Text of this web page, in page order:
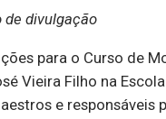
de divulgação
para o Curso de
Vieira Filho na
e